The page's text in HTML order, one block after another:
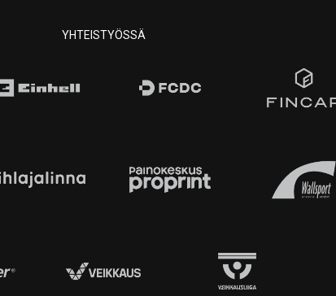
YHTEISTYÖSSÄ